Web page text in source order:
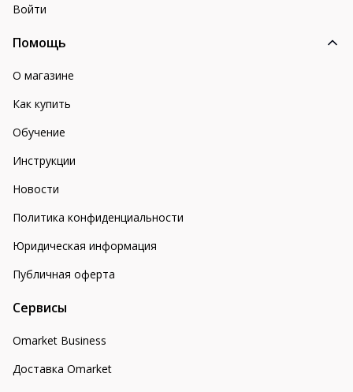
Войти
Помощь
О магазине
Как купить
Обучение
Инструкции
Новости
Политика конфиденциальности
Юридическая информация
Публичная оферта
Сервисы
Omarket Business
Доставка Omarket